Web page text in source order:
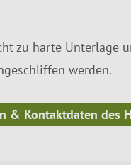
zu harte Unterlage
werden.
& Kontaktdaten des